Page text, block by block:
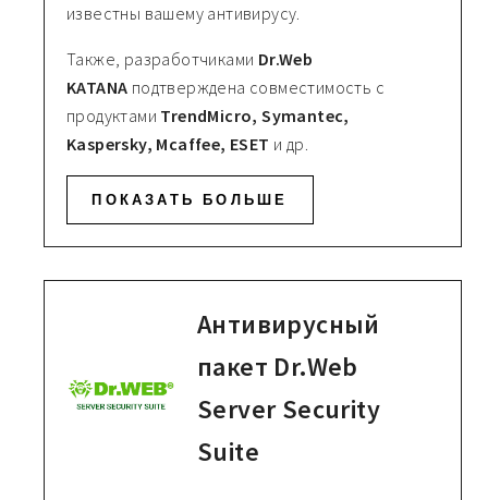
известны вашему антивирусу.
Также, разработчиками Dr.Web
KATANA подтверждена совместимость с
продуктами TrendMicro, Symantec,
Kaspersky, Mcaffee, ESET и др.
ПОКАЗАТЬ БОЛЬШЕ
Антивирусный
пакет Dr.Web
Server Security
Suite